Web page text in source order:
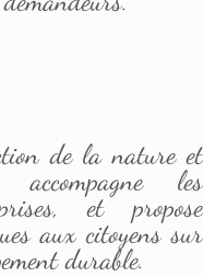
de la nature et
accompagne les
et propose
aux citoyens sur
durable.